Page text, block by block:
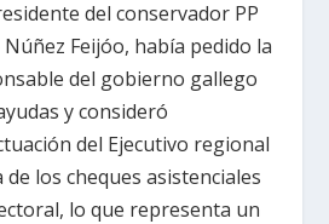
del conservador PP
Feijóo, había pedido la
del gobierno gallego
y consideró
del Ejecutivo regional
los cheques asistenciales
lo que representa un